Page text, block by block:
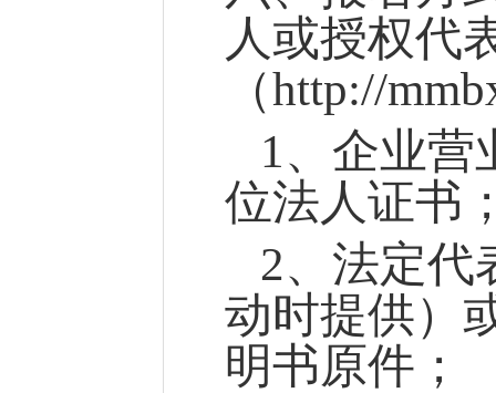
人或授权代
（http://
1、企业营
位法人证书
2、法定代
动时提供）
明书原件；